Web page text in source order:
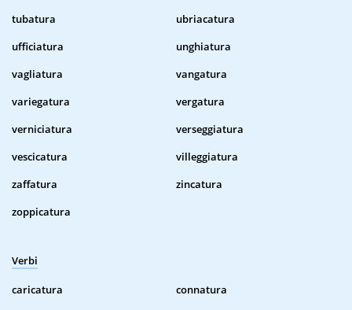
tubatura
ubriacatura
ufficiatura
unghiatura
vagliatura
vangatura
variegatura
vergatura
verniciatura
verseggiatura
vescicatura
villeggiatura
zaffatura
zincatura
zoppicatura
Verbi
caricatura connatura